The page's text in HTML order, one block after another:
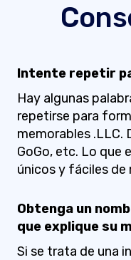
Intente repetir
Hay algunas
repetirse para
memorables .LLC.
GoGo, etc. Lo que
únicos y fáciles de
Obtenga un
que explique su
Si se trata de una